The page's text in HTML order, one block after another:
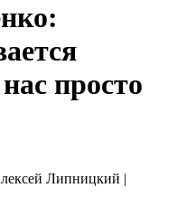
просто
Липницкий |